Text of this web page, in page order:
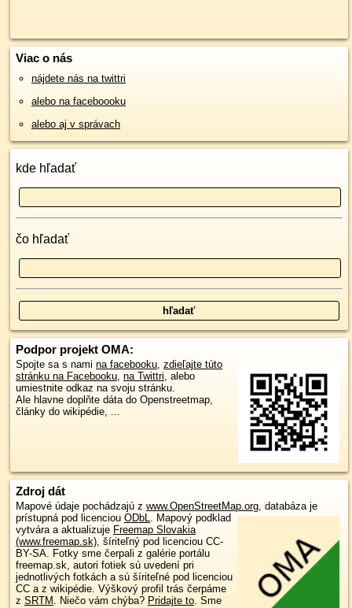
Viac o nás
nájdete nás na twittri
alebo na faceboooku
alebo aj v správach
kde hľadať
čo hľadať
Podpor projekt OMA:
Spojte sa s nami na facebooku, zdieľajte túto
stránku na Facebooku, na Twittri, alebo
umiestnite odkaz na svoju stránku.
Ale hlavne doplňte dáta do Openstreetmap,
články do wikipédie, ...
Zdroj dát
Mapové údaje pochádzajú z www.OpenStreetMap.org, databáza je
prístupná pod licenciou ODbL. Mapový podklad
vytvára a aktualizuje Freemap Slovakia
(www.freemap.sk), šíriteľný pod licenciou CC-
BY-SA. Fotky sme čerpali z galérie portálu
freemap.sk, autori fotiek sú uvedení pri
jednotlivých fotkách a sú šíriteľné pod licenciou
CC a z wikipédie. Výškový profil trás čerpáme
z SRTM . Niečo vám chýba? Pridajte to. Sme